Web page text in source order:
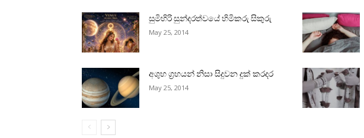
සුමිහිරි සුන්දරත්වයේ හිමිකරු සිකුරු
May 25, 2014
අශුභ ග්‍රහයන් නිසා සිදුවන දුක්‌ කරදර
May 25, 2014